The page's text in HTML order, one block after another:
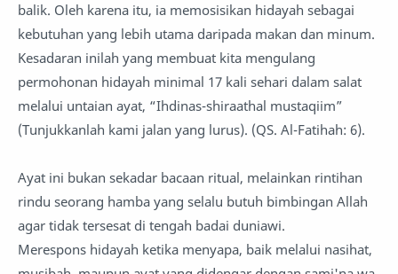
balik. Oleh karena itu, ia memosisikan hidayah sebagai
kebutuhan yang lebih utama daripada makan dan minum.
Kesadaran inilah yang membuat kita mengulang
permohonan hidayah minimal 17 kali sehari dalam salat
melalui untaian ayat, “Ihdinas-shiraathal mustaqiim”
(Tunjukkanlah kami jalan yang lurus). (QS. Al-Fatihah: 6).
Ayat ini bukan sekadar bacaan ritual, melainkan rintihan
rindu seorang hamba yang selalu butuh bimbingan Allah
agar tidak tersesat di tengah badai duniawi.
Merespons hidayah ketika menyapa, baik melalui nasihat,